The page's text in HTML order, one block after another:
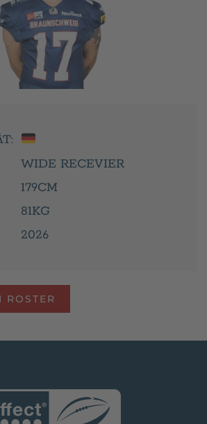
WIDE RECEVIER
179CM
81KG
2026
ROSTER